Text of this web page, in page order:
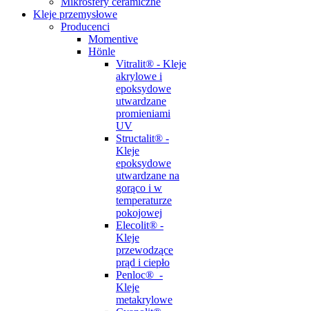
Kleje przemysłowe
Producenci
Momentive
Hönle
Vitralit® - Kleje
akrylowe i
epoksydowe
utwardzane
promieniami
UV
Structalit® -
Kleje
epoksydowe
utwardzane na
gorąco i w
temperaturze
pokojowej
Elecolit® -
Kleje
przewodzące
prąd i ciepło
Penloc® -
Kleje
metakrylowe